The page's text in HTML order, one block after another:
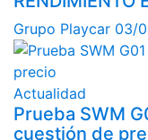
Grupo Playcar 03/
Actualidad
Prueba SWM
cuestión de